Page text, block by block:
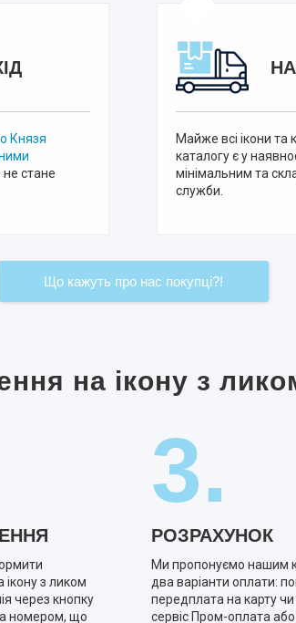
Князя
не стане
Майже всі ікони
каталогу є у
мінімальним та
служби.
Що кажуть про нас покупці?!
на ікону з
з ликом
через кнопку
номером, що
3.
РОЗРАХУНОК
Ми пропонуємо нашим
два варіанти оплати:
передплата на карту
сервіс Пром-оплата